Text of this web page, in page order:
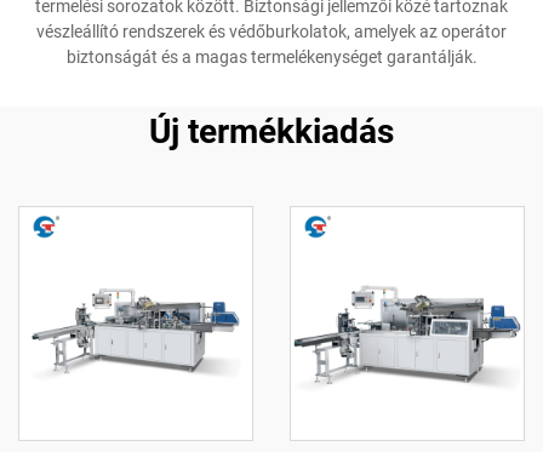
termelési sorozatok között. Biztonsági jellemzői közé tartoznak
vészleállító rendszerek és védőburkolatok, amelyek az operátor
biztonságát és a magas termelékenységet garantálják.
Új termékkiadás